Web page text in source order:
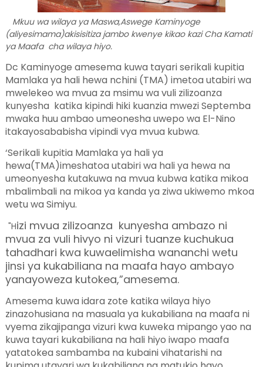
Mkuu wa wilaya ya Maswa,Aswege Kaminyoge
(aliyesimama)akisisitiza jambo kwenye kikao kazi Cha Kamati
ya Maafa cha wilaya hiyo.
Dc Kaminyoge amesema kuwa tayari serikali kupitia
Mamlaka ya hali hewa nchini (TMA) imetoa utabiri wa
mwelekeo wa mvua za msimu wa vuli zilizoanza
kunyesha katika kipindi hiki kuanzia mwezi Septemba
mwaka huu ambao umeonesha uwepo wa El-Nino
itakayosababisha vipindi vya mvua kubwa.
‘Serikali kupitia Mamlaka ya hali ya
hewa(TMA)imeshatoa utabiri wa hali ya hewa na
umeonyesha kutakuwa na mvua kubwa katika mikoa
mbalimbali na mikoa ya kanda ya ziwa ukiwemo mkoa
wetu wa Simiyu.
"Hizi mvua zilizoanza kunyesha ambazo ni
mvua za vuli hivyo ni vizuri tuanze kuchukua
tahadhari kwa kuwaelimisha wananchi wetu
jinsi ya kukabiliana na maafa hayo ambayo
yanayoweza kutokea,”amesema.
Amesema kuwa idara zote katika wilaya hiyo
zinazohusiana na masuala ya kukabiliana na maafa ni
vyema zikajipanga vizuri kwa kuweka mipango yao na
kuwa tayari kukabiliana na hali hiyo iwapo maafa
yatatokea sambamba na kubaini vihatarishi na